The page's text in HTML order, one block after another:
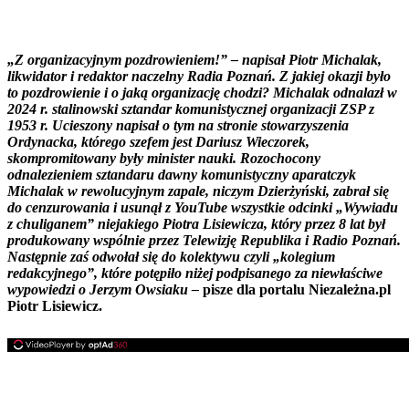
„Z organizacyjnym pozdrowieniem!” – napisał Piotr Michalak,
likwidator i redaktor naczelny Radia Poznań. Z jakiej okazji było
to pozdrowienie i o jaką organizację chodzi? Michalak odnalazł w
2024 r. stalinowski sztandar komunistycznej organizacji ZSP z
1953 r. Ucieszony napisał o tym na stronie stowarzyszenia
Ordynacka, którego szefem jest Dariusz Wieczorek,
skompromitowany były minister nauki. Rozochocony
odnalezieniem sztandaru dawny komunistyczny aparatczyk
Michalak w rewolucyjnym zapale, niczym Dzierżyński, zabrał się
do cenzurowania i usunął z YouTube wszystkie odcinki „Wywiadu
z chuliganem” niejakiego Piotra Lisiewicza, który przez 8 lat był
produkowany wspólnie przez Telewizję Republika i Radio Poznań.
Następnie zaś odwołał się do kolektywu czyli „kolegium
redakcyjnego”, które potępiło niżej podpisanego za niewłaściwe
wypowiedzi o Jerzym Owsiaku – pisze dla portalu Niezależna.pl
Piotr Lisiewicz.